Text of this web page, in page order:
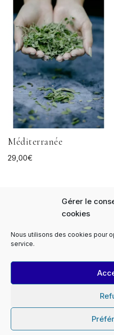
Gérer le
cookies
Nous utilisons des cookies pour
service.
Méditerranée
29,00€
Panier FAQs
Notre
Le Monopati Newsletter
Politique de cookies (EU)